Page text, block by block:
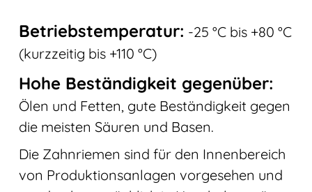
Betriebstemperatur: -25 °C bis +80 °C
(kurzzeitig bis +110 °C)
Hohe Beständigkeit gegenüber:
Ölen und Fetten, gute Beständigkeit gegen
die meisten Säuren und Basen.
Die Zahnriemen sind für den Innenbereich
von Produktionsanlagen vorgesehen und